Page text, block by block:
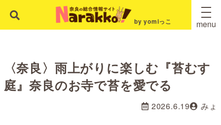
by yomiっこ menu
〈奈良〉雨上がりに楽しむ『苔むす
庭』奈良のお寺で苔を愛でる
2026.6.19 みょ